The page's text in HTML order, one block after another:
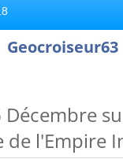
Geocroiseur63
Décembre
de l'Empire